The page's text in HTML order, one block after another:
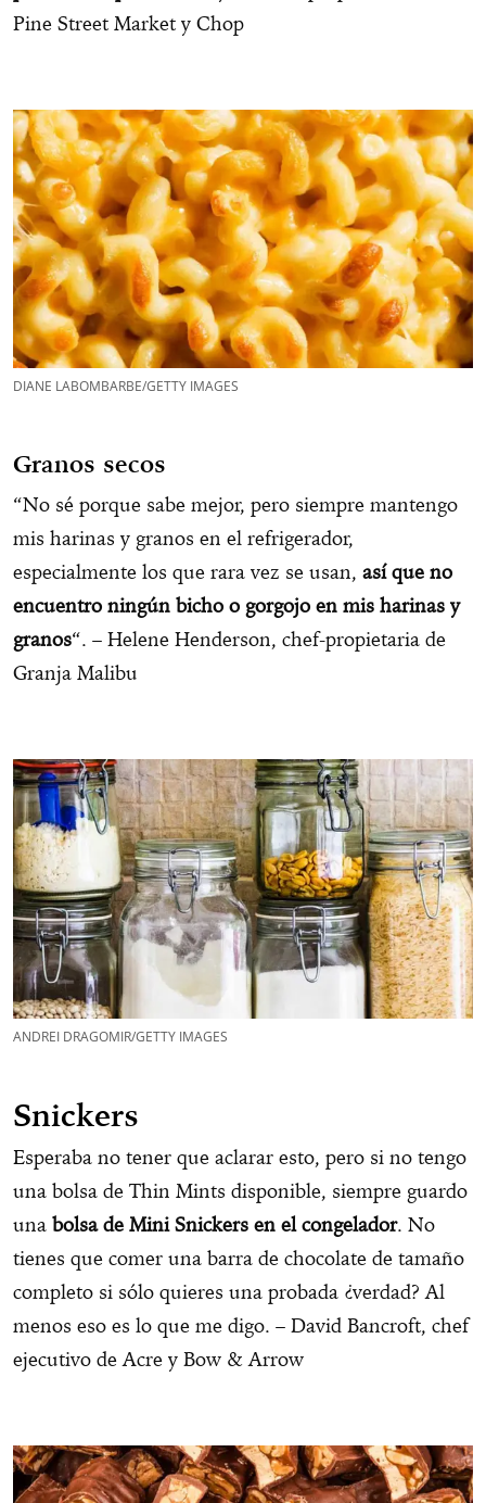
Pine Street Market y Chop
DIANE LABOMBARBE/GETTY IMAGES
Granos secos
“No sé porque sabe mejor, pero siempre mantengo
mis harinas y granos en el refrigerador,
especialmente los que rara vez se usan, así que no
encuentro ningún bicho o gorgojo en mis harinas y
granos“. – Helene Henderson, chef-propietaria de
Granja Malibu
ANDREI DRAGOMIR/GETTY IMAGES
Snickers
Esperaba no tener que aclarar esto, pero si no tengo
una bolsa de Thin Mints disponible, siempre guardo
una bolsa de Mini Snickers en el congelador. No
tienes que comer una barra de chocolate de tamaño
completo si sólo quieres una probada ¿verdad? Al
menos eso es lo que me digo. – David Bancroft, chef
ejecutivo de Acre y Bow & Arrow